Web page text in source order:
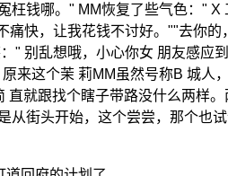
钱哪。" MM恢复了些气色："
快，让我花钱不讨好。""去你
" 别乱想哦，小心你女 朋友感应
这个茉 莉MM虽然号称B 城人
就跟找个瞎子带路没什么两样
街头开始，这个尝尝，那个也